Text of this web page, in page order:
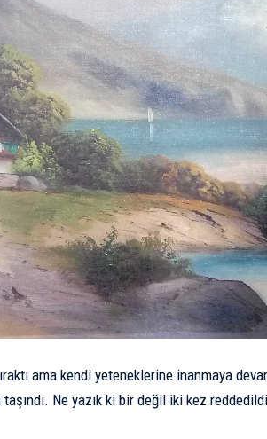
ama kendi yeteneklerine inanmaya
taşındı. Ne yazık ki bir değil iki kez